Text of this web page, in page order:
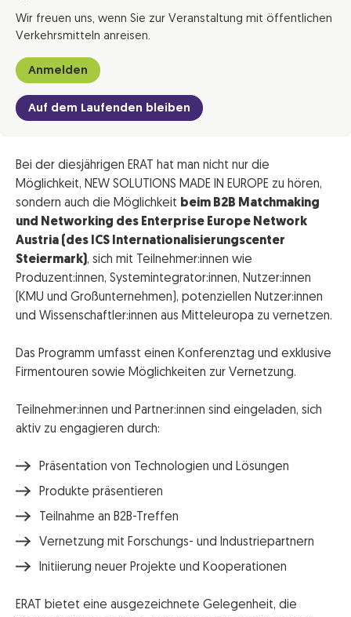
Wir freuen uns, wenn Sie zur Veranstaltung mit öffentlichen
Verkehrsmitteln anreisen.
Anmelden
Auf dem Laufenden bleiben
Bei der diesjährigen ERAT hat man nicht nur die
Möglichkeit, NEW SOLUTIONS MADE IN EUROPE zu hören,
sondern auch die Möglichkeit beim B2B Matchmaking
und Networking des Enterprise Europe Network
Austria (des ICS Internationalisierungscenter
Steiermark), sich mit Teilnehmer:innen wie
Produzent:innen, Systemintegrator:innen, Nutzer:innen
(KMU und Großunternehmen), potenziellen Nutzer:innen
und Wissenschaftler:innen aus Mitteleuropa zu vernetzen.
Das Programm umfasst einen Konferenztag und exklusive
Firmentouren sowie Möglichkeiten zur Vernetzung.
Teilnehmer:innen und Partner:innen sind eingeladen, sich
aktiv zu engagieren durch:
Präsentation von Technologien und Lösungen
Produkte präsentieren
Teilnahme an B2B-Treffen
Vernetzung mit Forschungs- und Industriepartnern
Initiierung neuer Projekte und Kooperationen
ERAT bietet eine ausgezeichnete Gelegenheit, die